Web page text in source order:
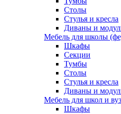
Столы
Стулья и кресла
Диваны и
Мебель для школы
Шкафы
Секции
Тумбы
Столы
Стулья и кресла
Диваны и
Мебель для школ и
Шкафы